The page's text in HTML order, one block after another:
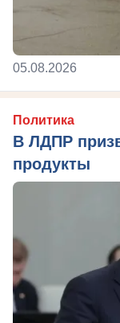
05.08.2026
Политика
В ЛДПР
продукты